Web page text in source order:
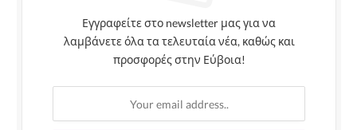
Εγγραφείτε στο newsletter μας για να
λαμβάνετε όλα τα τελευταία νέα, καθώς και
προσφορές στην Εύβοια!